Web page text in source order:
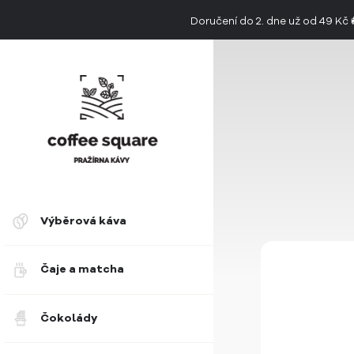
👉 Objevte jedinečnou chuť
Doručení do 2. dne už od 49 Kč
Výběrová káva
Čaje a matcha
Čokolády